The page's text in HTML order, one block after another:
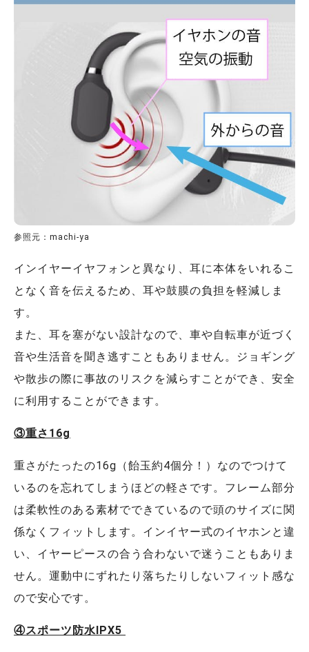
参照元：machi-ya
インイヤーイヤフォンと異なり、耳に本体をいれるこ
となく音を伝えるため、耳や鼓膜の負担を軽減しま
す。
また、耳を塞がない設計なので、車や自転車が近づく
音や生活音を聞き逃すこともありません。ジョギング
や散歩の際に事故のリスクを減らすことができ、安全
に利用することができます。
③重さ16g
重さがたったの16g（飴玉約4個分！）なのでつけて
いるのを忘れてしまうほどの軽さです。フレーム部分
は柔軟性のある素材でできているので頭のサイズに関
係なくフィットします。インイヤー式のイヤホンと違
い、イヤーピースの合う合わないで迷うこともありま
せん。運動中にずれたり落ちたりしないフィット感な
ので安心です。
④スポーツ防水IPX5